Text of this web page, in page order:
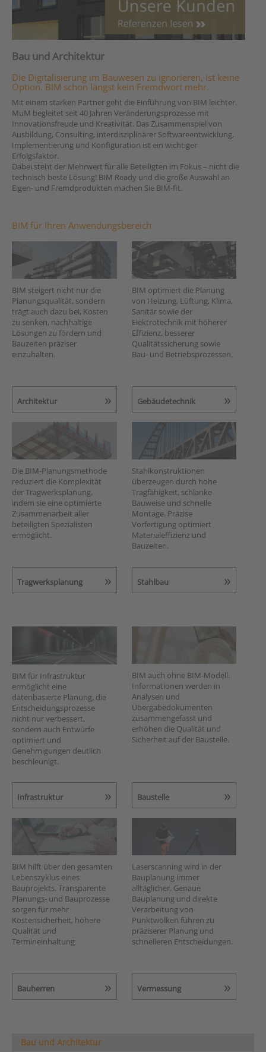
Bau und Architektur
Die Digitalisierung im Bauwesen zu ignorieren, ist keine
Option. BIM schon längst kein Fremdwort mehr.
Mit einem starken Partner geht die Einführung von BIM leichter.
MuM begleitet seit 40 Jahren Veränderungsprozesse mit
Innovationsfreude und Kreativität. Das Zusammenspiel von
Ausbildung, Consulting, interdisziplinärer Softwareentwicklung,
Implementierung und Konfiguration ist ein wichtiger
Erfolgsfaktor.
Dabei steht der Mehrwert für alle Beteiligten im Fokus – nicht die
technisch beste Lösung! BIM Ready und die große Auswahl an
Eigen- und Fremdprodukten machen Sie BIM-fit.
BIM für Ihren Anwendungsbereich
BIM steigert nicht nur die
Planungsqualität, sondern
trägt auch dazu bei, Kosten
zu senken, nachhaltige
Lösungen zu fördern und
Bauzeiten präziser
einzuhalten.
Architektur
BIM optimiert die Planung
von Heizung, Lüftung, Klima,
Sanitär sowie der
Elektrotechnik mit höherer
Effizienz, besserer
Qualitätssicherung sowie
Bau- und Betriebsprozessen.
Gebäudetechnik
Die BIM-Planungsmethode
reduziert die Komplexität
der Tragwerksplanung,
indem sie eine optimierte
Zusammenarbeit aller
beteiligten Spezialisten
ermöglicht.
Tragwerksplanung
Stahlkonstruktionen
überzeugen durch hohe
Tragfähigkeit, schlanke
Bauweise und schnelle
Montage. Präzise
Vorfertigung optimiert
Materialeffizienz und
Bauzeiten.
Stahlbau
BIM für Infrastruktur
ermöglicht eine
datenbasierte Planung, die
Entscheidungsprozesse
nicht nur verbessert,
sondern auch Entwürfe
optimiert und
Genehmigungen deutlich
beschleunigt.
Infrastruktur
BIM auch ohne BIM-Modell.
Informationen werden in
Analysen und
Übergabedokumenten
zusammengefasst und
erhöhen die Qualität und
Sicherheit auf der Baustelle.
Baustelle
BIM hilft über den gesamten
Lebenszyklus eines
Bauprojekts. Transparente
Planungs- und Bauprozesse
sorgen für mehr
Kostensicherheit, höhere
Qualität und
Termineinhaltung.
Bauherren
Laserscanning wird in der
Bauplanung immer
alltäglicher. Genaue
Bauplanung und direkte
Verarbeitung von
Punktwolken führen zu
präziserer Planung und
schnelleren Entscheidungen.
Vermessung
Bau und Architektur